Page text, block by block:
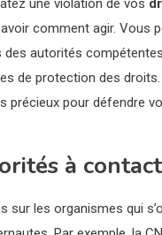
une violation de vos
comment agir. Vous
des autorités
de protection des
précieux pour défendre
à
sur les organismes qui